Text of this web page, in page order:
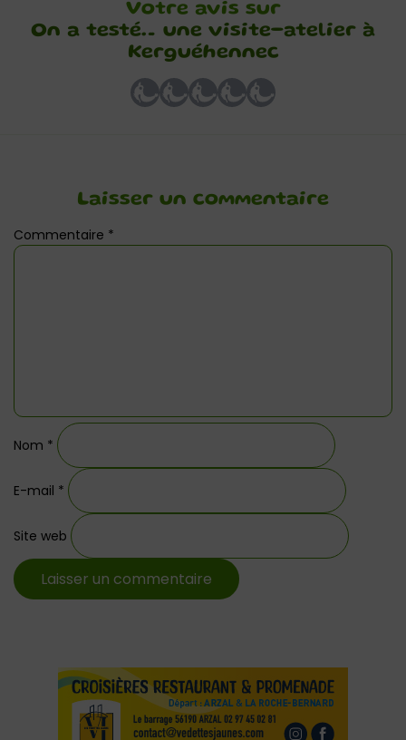
Votre avis sur
On a testé… une visite-atelier à
Kerguéhennec
Laisser un commentaire
Commentaire *
Nom *
E-mail *
Site web